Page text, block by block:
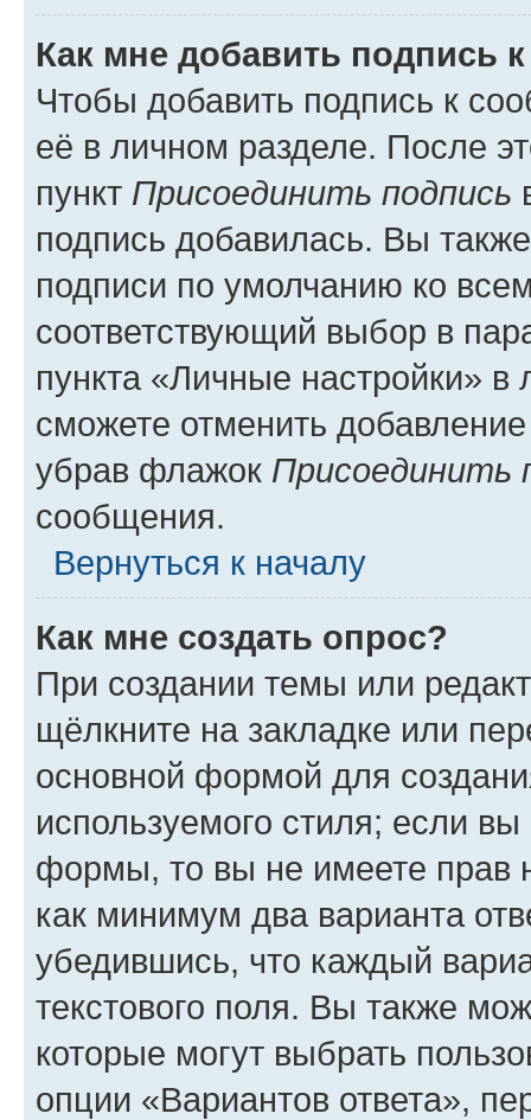
Как мне добавить подпись
Чтобы добавить подпись к
её в личном разделе. После
пункт Присоединить подпись
подпись добавилась. Вы
подписи по умолчанию ко
соответствующий выбор в
пункта «Личные настройки»
сможете отменить
убрав флажок Присоединить
сообщения.
Вернуться к началу
Как мне создать опрос?
При создании темы или
щёлкните на закладке или
основной формой для
используемого стиля; если
формы, то вы не имеете прав
как минимум два варианта
убедившись, что каждый
текстового поля. Вы также
которые могут выбрать
опции «Вариантов ответа»,